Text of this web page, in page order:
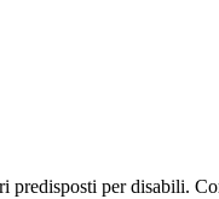
predisposti per disabili.